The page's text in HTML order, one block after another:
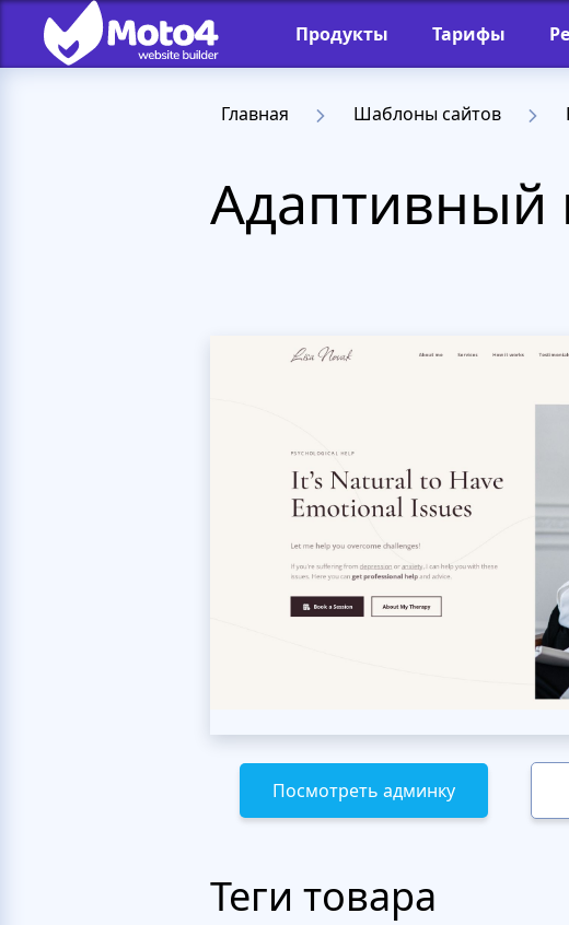
Продукты Тарифы
Главная Шаблоны сайтов
Адаптивный
Посмотреть админку
Теги товара